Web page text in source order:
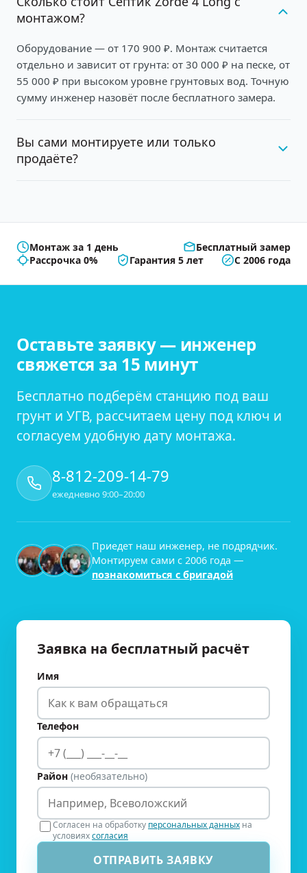
монтажом?
Оборудование — от 170 900 ₽. Монтаж считается
отдельно и зависит от грунта: от 30 000 ₽ на песке, от
55 000 ₽ при высоком уровне грунтовых вод. Точную
сумму инженер назовёт после бесплатного замера.
Вы сами монтируете или только
продаёте?
Монтаж за 1 день
Бесплатный замер
Рассрочка 0%
Гарантия 5 лет С 2006 года
Оставьте заявку — инженер
свяжется за 15 минут
Бесплатно подберём станцию под ваш
грунт и УГВ, рассчитаем цену под ключ и
согласуем удобную дату монтажа.
8-812-209-14-79
ежедневно 9:00–20:00
Приедет наш инженер, не подрядчик.
Монтируем сами с 2006 года —
познакомиться с бригадой
Заявка на бесплатный расчёт
Имя
Телефон
Район (необязательно)
Согласен на обработку персональных данных на
условияхсогласия
ОТПРАВИТЬ ЗАЯВКУ